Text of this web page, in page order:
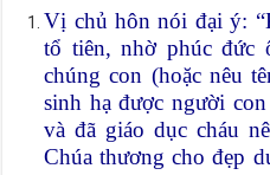
Vị chủ hôn nói đại ý:
tổ tiên, nhờ phúc đức
chúng con (hoặc nêu
sinh hạ được người
và đã giáo dục cháu
Chúa thương cho đẹp